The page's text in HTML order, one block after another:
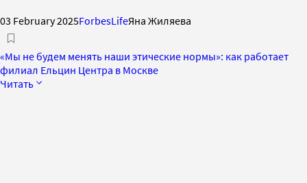
03 February 2025ForbesLifeЯна Жиляева
«Мы не будем менять наши этические нормы»: как работает
филиал Ельцин Центра в Москве
Читать